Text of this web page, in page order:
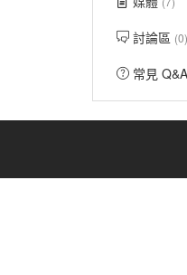
討論區 (0)
常見 Q&A